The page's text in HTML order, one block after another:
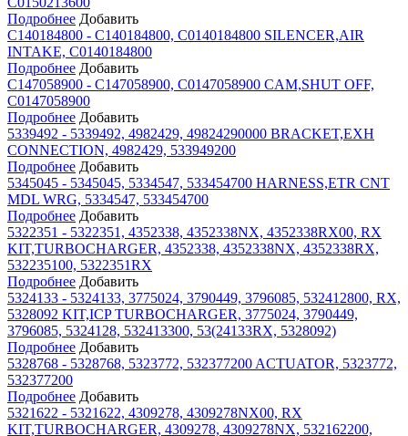
Подробнее Добавить
C140184800 - C140184800, C0140184800 SILENCER,AIR
INTAKE, C0140184800
Подробнее Добавить
C147058900 - C147058900, C0147058900 CAM,SHUT OFF,
C0147058900
Подробнее Добавить
5339492 - 5339492, 4982429, 49824290000 BRACKET,EXH
CONNECTION, 4982429, 533949200
Подробнее Добавить
5345045 - 5345045, 5334547, 533454700 HARNESS,ETR CNT
MDL WRG, 5334547, 533454700
Подробнее Добавить
5322351 - 5322351, 4352338, 4352338NX, 4352338RX00, RX
KIT,TURBOCHARGER, 4352338, 4352338NX, 4352338RX,
532235100, 5322351RX
Подробнее Добавить
5324133 - 5324133, 3775024, 3790449, 3796085, 532412800, RX,
5328092 KIT,ICP TURBOCHARGER, 3775024, 3790449,
3796085, 5324128, 532413300, 53(24133RX, 5328092)
Подробнее Добавить
5328768 - 5328768, 5323772, 532377200 ACTUATOR, 5323772,
532377200
Подробнее Добавить
5321622 - 5321622, 4309278, 4309278NX00, RX
KIT,TURBOCHARGER, 4309278, 4309278NX, 532162200,